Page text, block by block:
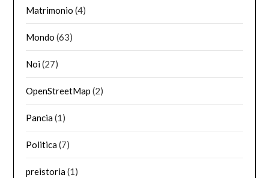
Matrimonio (4)
Mondo (63)
Noi(27)
OpenStreetMap (2)
Pancia(1)
Politica(7)
preistoria(1)